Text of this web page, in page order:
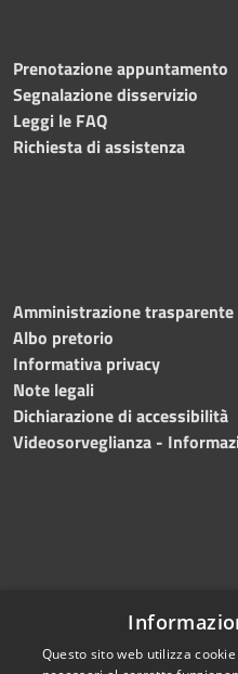
Prenotazione appuntamento
Segnalazione disservizio
Leggi le FAQ
Richiesta di assistenza
Amministrazione trasparente
Albo pretorio
Informativa privacy
Note legali
Dichiarazione di accessibilità
Videosorveglianza -
Questo sito web utilizza